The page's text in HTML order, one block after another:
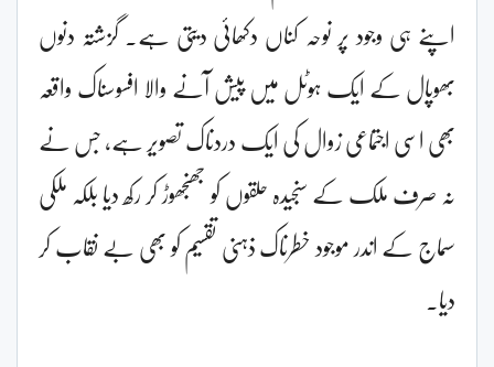
اپنے ہی وجود پر نوحہ کناں دکھائی دیتی ہے۔ گزشتہ دنوں
بھوپال کے ایک ہوٹل میں پیش آنے والا افسوسناک واقعہ
بھی اسی اجتماعی زوال کی ایک دردناک تصویر ہے، جس نے
نہ صرف ملک کے سنجیدہ حلقوں کو جھنجھوڑ کر رکھ دیا بلکہ ملکی
سماج کے اندر موجود خطرناک ذہنی تقسیم کو بھی بے نقاب کر
دیا۔